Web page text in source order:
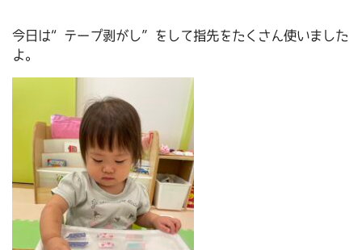
今日は“テープ剥がし”をして指先をたくさん使いました
よ。